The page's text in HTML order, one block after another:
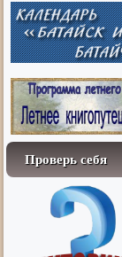
Проверь себя